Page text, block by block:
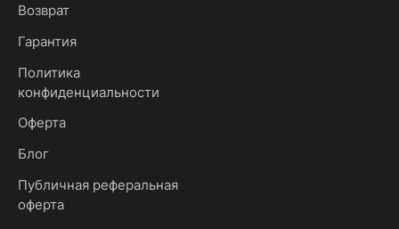
Возврат
Гарантия
Политика
конфиденциальности
Оферта
Блог
Публичная реферальная
оферта